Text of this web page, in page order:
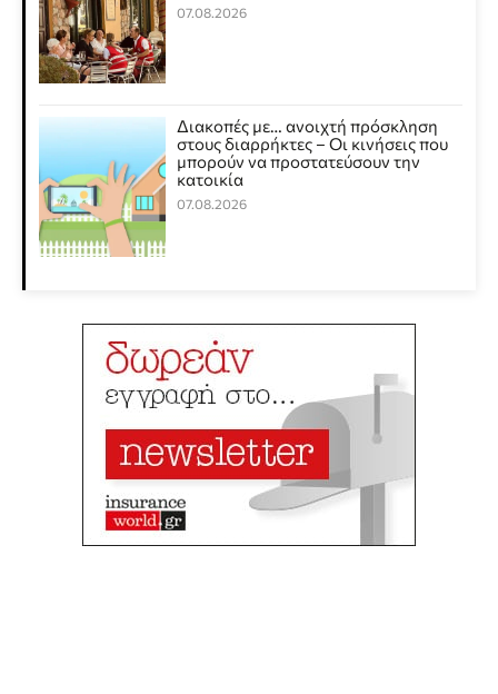
07.08.2026
Διακοπές με… ανοιχτή πρόσκληση
στους διαρρήκτες – Οι κινήσεις που
μπορούν να προστατεύσουν την
κατοικία
07.08.2026